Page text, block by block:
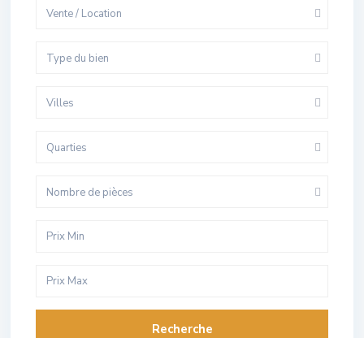
Vente / Location
Type du bien
Villes
Quarties
Nombre de pièces
Recherche